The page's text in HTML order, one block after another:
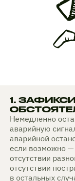
1.
Немедленно
аварийную
аварийной
если возможно
отсутствии
отсутствии
в остальных